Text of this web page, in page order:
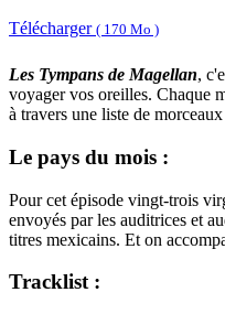
Télécharger ( 170 Mo )
Les Tympans de Magellan,
voyager vos oreilles. Chaque
à travers une liste de
Le pays du mois :
Pour cet épisode vingt-trois
envoyés par les auditrices et
titres mexicains. Et on
Tracklist :